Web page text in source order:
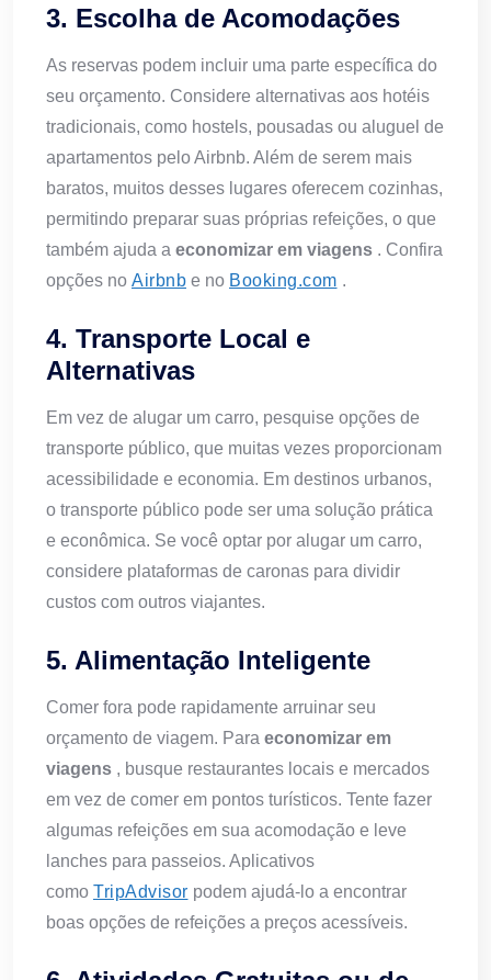
3. Escolha de Acomodações
As reservas podem incluir uma parte específica do
seu orçamento. Considere alternativas aos hotéis
tradicionais, como hostels, pousadas ou aluguel de
apartamentos pelo Airbnb. Além de serem mais
baratos, muitos desses lugares oferecem cozinhas,
permitindo preparar suas próprias refeições, o que
também ajuda a economizar em viagens . Confira
opções no Airbnb e no Booking.com .
4. Transporte Local e
Alternativas
Em vez de alugar um carro, pesquise opções de
transporte público, que muitas vezes proporcionam
acessibilidade e economia. Em destinos urbanos,
o transporte público pode ser uma solução prática
e econômica. Se você optar por alugar um carro,
considere plataformas de caronas para dividir
custos com outros viajantes.
5. Alimentação Inteligente
Comer fora pode rapidamente arruinar seu
orçamento de viagem. Para economizar em
viagens , busque restaurantes locais e mercados
em vez de comer em pontos turísticos. Tente fazer
algumas refeições em sua acomodação e leve
lanches para passeios. Aplicativos
como TripAdvisor podem ajudá-lo a encontrar
boas opções de refeições a preços acessíveis.